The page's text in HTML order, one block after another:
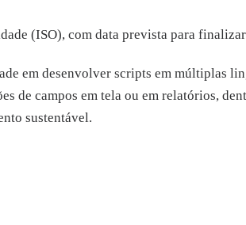
(ISO), com data prevista para
em desenvolver scripts em múltiplas
de campos em tela ou em relatórios,
sustentável.